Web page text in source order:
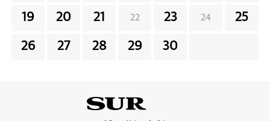
19 20 21 22 23 24 25
26 27 28 29 30